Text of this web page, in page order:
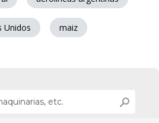
Unidos maiz